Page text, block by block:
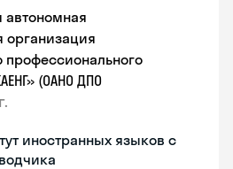
автономная
организация
профессионального
(ОАНО ДПО
иностранных языков с